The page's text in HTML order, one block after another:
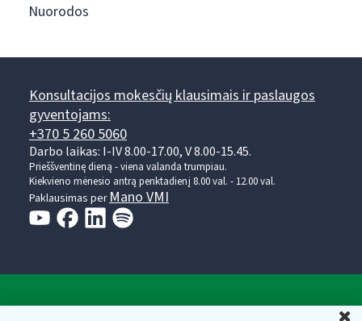
Nuorodos
Konsultacijos mokesčių klausimais ir paslaugos
gyventojams:
+370 5 260 5060
Darbo laikas: I-IV 8.00-17.00, V 8.00-15.45.
Prieššventinę dieną - viena valanda trumpiau.
Kiekvieno mėnesio antrą penktadienį 8.00 val. - 12.00 val.
Paklausimas per Mano VMI